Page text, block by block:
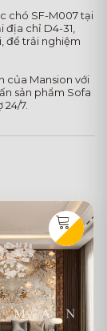
chó SF-M007 tại
địa chỉ D4-31,
để trải nghiệm
của Mansion với
sản phẩm Sofa
7.